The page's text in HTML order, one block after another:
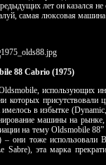
лет он казался
самая люксовая машина
88 Cabrio (1975)
использующих
которых присутствовали
в избытке
машины на
на тему Oldsmobile
– они тоже использовали
эта марка